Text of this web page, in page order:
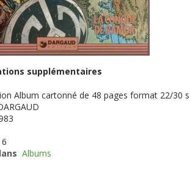
supplémentaires
Album cartonné de 48 pages format 22/30
6
Albums